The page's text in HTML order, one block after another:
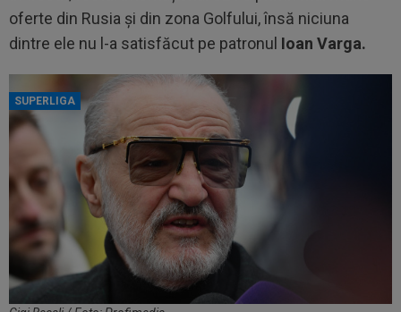
oferte din Rusia și din zona Golfului, însă niciuna
dintre ele nu l-a satisfăcut pe patronul Ioan Varga.
SUPERLIGA